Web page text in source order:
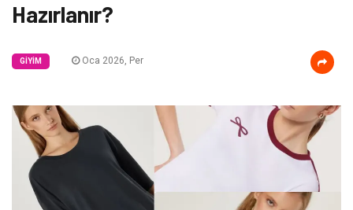
Hazırlanır?
GIYIM Oca 2026, Per